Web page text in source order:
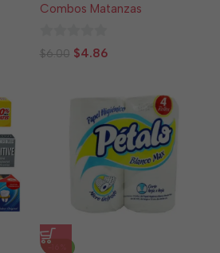
Combos Matanzas
0
$6.00 $4.86
-16%